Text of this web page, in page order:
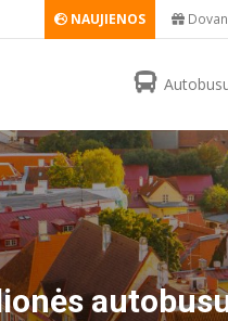
NAUJIENOS